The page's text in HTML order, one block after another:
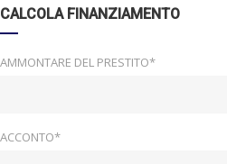
CALCOLA FINANZIAMENTO
AMMONTARE DEL PRESTITO*
ACCONTO*